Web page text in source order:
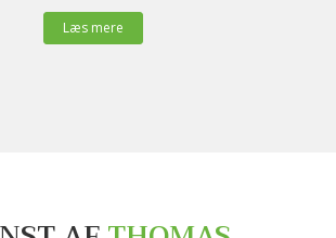
Læs mere